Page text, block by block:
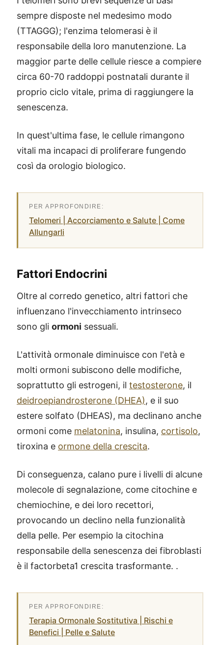
sempre disposte nel medesimo modo
(TTAGGG); l'enzima telomerasi è il
responsabile della loro manutenzione. La
maggior parte delle cellule riesce a compiere
circa 60-70 raddoppi postnatali durante il
proprio ciclo vitale, prima di raggiungere la
senescenza.
In quest'ultima fase, le cellule rimangono
vitali ma incapaci di proliferare fungendo
così da orologio biologico.
Telomeri | Accorciamento e Salute | Come
Allungarli
Fattori Endocrini
Oltre al corredo genetico, altri fattori che
influenzano l'invecchiamento intrinseco
sono gli ormoni sessuali.
L'attività ormonale diminuisce con l'età e
molti ormoni subiscono delle modifiche,
soprattutto gli estrogeni, il testosterone, il
deidroepiandrosterone (DHEA), e il suo
estere solfato (DHEAS), ma declinano anche
ormoni come melatonina, insulina, cortisolo,
tiroxina e ormone della crescita.
Di conseguenza, calano pure i livelli di alcune
molecole di segnalazione, come citochine e
chemiochine, e dei loro recettori,
provocando un declino nella funzionalità
della pelle. Per esempio la citochina
responsabile della senescenza dei fibroblasti
è il factorbeta1 crescita trasformante. .
Terapia Ormonale Sostitutiva | Rischi e
Benefici | Pelle e Salute